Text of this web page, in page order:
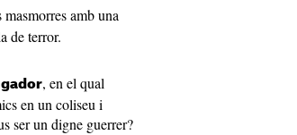
amb una
de terror.
, en el qual
en un coliseu i
ser un digne guerrer?